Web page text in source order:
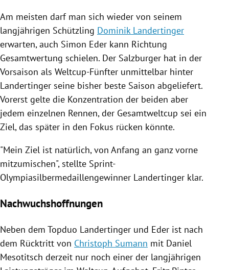
Am meisten darf man sich wieder von seinem
langjährigen Schützling Dominik Landertinger
erwarten, auch Simon Eder kann Richtung
Gesamtwertung schielen. Der Salzburger hat in der
Vorsaison als Weltcup-Fünfter unmittelbar hinter
Landertinger seine bisher beste Saison abgeliefert.
Vorerst gelte die Konzentration der beiden aber
jedem einzelnen Rennen, der Gesamtweltcup sei ein
Ziel, das später in den Fokus rücken könnte.
"Mein Ziel ist natürlich, von Anfang an ganz vorne
mitzumischen", stellte Sprint-
Olympiasilbermedaillengewinner Landertinger klar.
Nachwuchshoffnungen
Neben dem Topduo Landertinger und Eder ist nach
dem Rücktritt von Christoph Sumann mit Daniel
Mesotitsch derzeit nur noch einer der langjährigen